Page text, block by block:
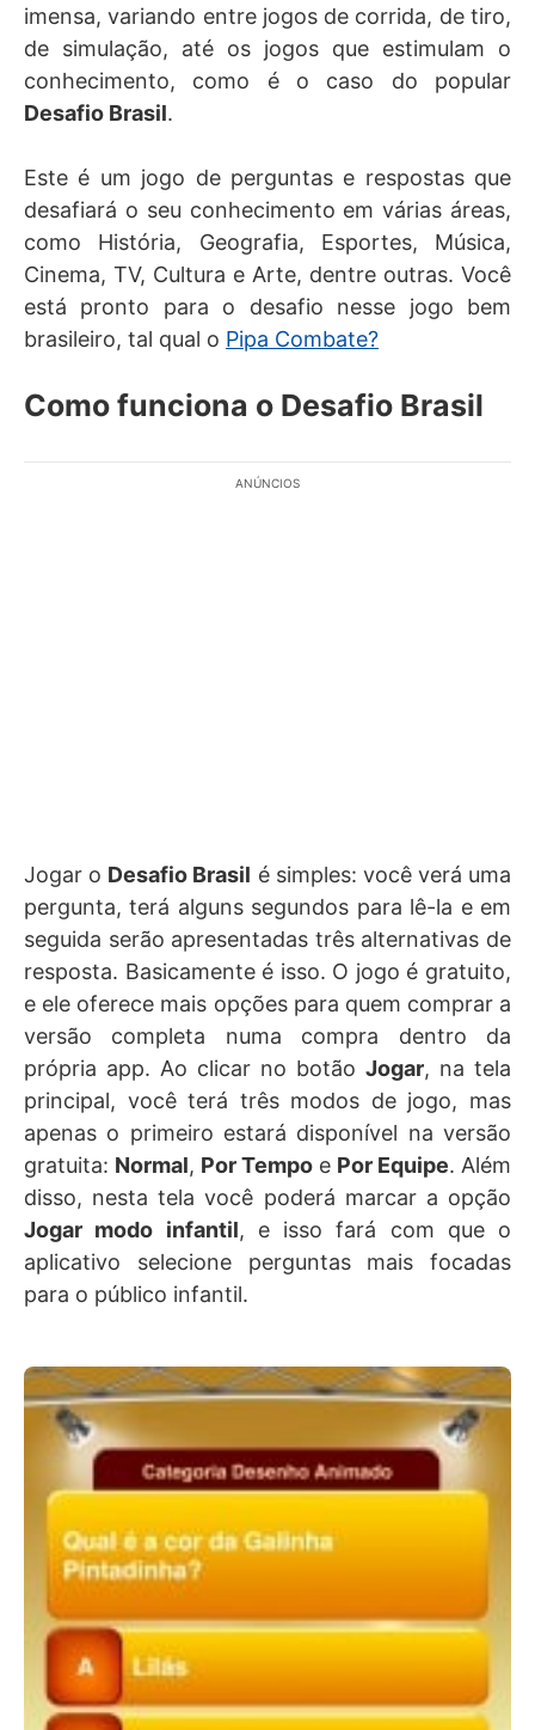
imensa, variando entre jogos de corrida, de tiro,
de simulação, até os jogos que estimulam o
conhecimento, como é o caso do popular
Desafio Brasil.
Este é um jogo de perguntas e respostas que
desafiará o seu conhecimento em várias áreas,
como História, Geografia, Esportes, Música,
Cinema, TV, Cultura e Arte, dentre outras. Você
está pronto para o desafio nesse jogo bem
brasileiro, tal qual o Pipa Combate?
Como funciona o Desafio Brasil
ANÚNCIOS
Jogar o Desafio Brasil é simples: você verá uma
pergunta, terá alguns segundos para lê-la e em
seguida serão apresentadas três alternativas de
resposta. Basicamente é isso. O jogo é gratuito,
e ele oferece mais opções para quem comprar a
versão completa numa compra dentro da
própria app. Ao clicar no botão Jogar, na tela
principal, você terá três modos de jogo, mas
apenas o primeiro estará disponível na versão
gratuita: Normal, Por Tempo e Por Equipe. Além
disso, nesta tela você poderá marcar a opção
Jogar modo infantil, e isso fará com que o
aplicativo selecione perguntas mais focadas
para o público infantil.